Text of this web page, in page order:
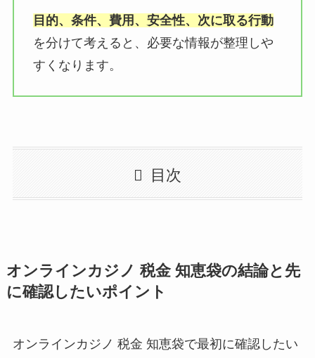
目的、条件、費用、安全性、次に取る行動
を分けて考えると、必要な情報が整理しや
すくなります。
目次
オンラインカジノ 税金 知恵袋の結論と先
に確認したいポイント
オンラインカジノ 税金 知恵袋で最初に確認したい